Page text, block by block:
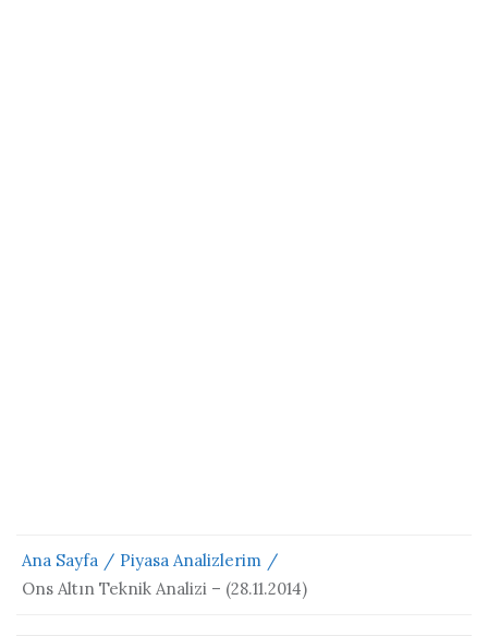
Ana Sayfa
Piyasa Analizlerim
Ons Altın Teknik Analizi – (28.11.2014)